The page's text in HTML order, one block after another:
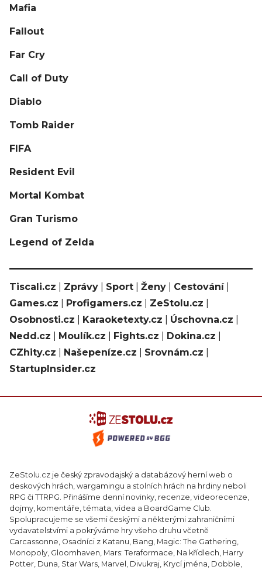
Mafia
Fallout
Far Cry
Call of Duty
Diablo
Tomb Raider
FIFA
Resident Evil
Mortal Kombat
Gran Turismo
Legend of Zelda
Tiscali.cz Zprávy Sport Ženy Cestování|
Games.cz
Profigamers.cz ZeStolu.cz
Osobnosti.cz
Karaoketexty.cz Úschovna.cz
Nedd.cz
Moulík.cz Fights.cz Dokina.cz
CZhity.cz
Našepeníze.cz Srovnám.cz
StartupInsider.cz
ZeStolu.cz je český zpravodajský a databázový herní web o
deskových hrách, wargamingu a stolních hrách na hrdiny neboli
RPG či TTRPG. Přinášíme denní novinky, recenze, videorecenze,
dojmy, komentáře, témata, videa a BoardGame Club.
Spolupracujeme se všemi českými a některými zahraničními
vydavatelstvími a pokrýváme hry všeho druhu včetně
Carcassonne, Osadníci z Katanu, Bang, Magic: The Gathering,
Monopoly, Gloomhaven, Mars: Teraformace, Na křídlech, Harry
Potter, Duna, Star Wars, Marvel, Divukraj, Krycí jména, Dobble,